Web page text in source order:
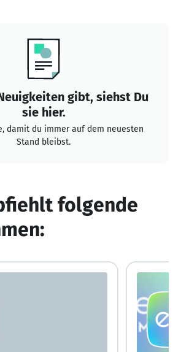
gibt, siehst Du
sie hier.
damit du immer auf dem neuesten
Stand bleibst.
folgende